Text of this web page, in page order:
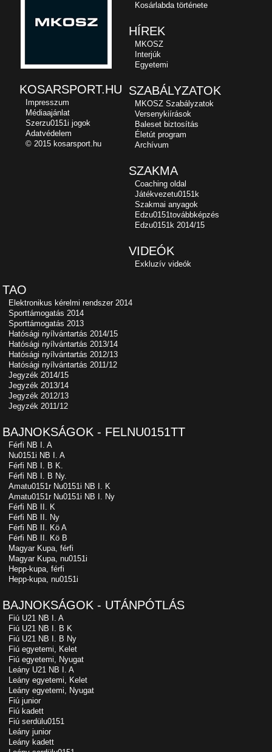
Kosárlabda története
HÍREK
MKOSZ
Interjúk
Egyetemi
SZABÁLYZATOK
MKOSZ Szabályzatok
Versenykiírások
Baleset biztosítás
Életút program
Archívum
SZAKMA
Coaching oldal
Játékvezetu0151k
Szakmai anyagok
Edzu0151továbbképzés
Edzu0151k 2014/15
VIDEÓK
Exkluzív videók
TAO
Elektronikus kérelmi rendszer 2014
Sporttámogatás 2014
Sporttámogatás 2013
Hatósági nyílvántartás 2014/15
Hatósági nyílvántartás 2013/14
Hatósági nyílvántartás 2012/13
Hatósági nyílvántartás 2011/12
Jegyzék 2014/15
Jegyzék 2013/14
Jegyzék 2012/13
Jegyzék 2011/12
BAJNOKSÁGOK - FELNU0151TT
Férfi NB I. A
Nu0151i NB I. A
Férfi NB I. B K.
Férfi NB I. B Ny.
Amatu0151r Nu0151i NB I. K
Amatu0151r Nu0151i NB I. Ny
Férfi NB II. K
Férfi NB II. Ny
Férfi NB II. Kö A
Férfi NB II. Kö B
Magyar Kupa, férfi
Magyar Kupa, nu0151i
Hepp-kupa, férfi
Hepp-kupa, nu0151i
BAJNOKSÁGOK - UTÁNPÓTLÁS
Fiú U21 NB I. A
Fiú U21 NB I. B K
Fiú U21 NB I. B Ny
Fiú egyetemi, Kelet
Fiú egyetemi, Nyugat
Leány U21 NB I. A
Leány egyetemi, Kelet
Leány egyetemi, Nyugat
Fiú junior
Fiú kadett
Fiú serdülu0151
Leány junior
Leány kadett
KOSARSPORT.HU
Impresszum
Médiaajánlat
Szerzu0151i jogok
Adatvédelem
© 2015 kosarsport.hu